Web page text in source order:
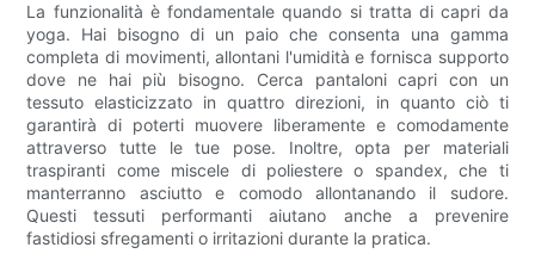
La funzionalità è fondamentale quando si tratta di capri da
yoga. Hai bisogno di un paio che consenta una gamma
completa di movimenti, allontani l'umidità e fornisca supporto
dove ne hai più bisogno. Cerca pantaloni capri con un
tessuto elasticizzato in quattro direzioni, in quanto ciò ti
garantirà di poterti muovere liberamente e comodamente
attraverso tutte le tue pose. Inoltre, opta per materiali
traspiranti come miscele di poliestere o spandex, che ti
manterranno asciutto e comodo allontanando il sudore.
Questi tessuti performanti aiutano anche a prevenire
fastidiosi sfregamenti o irritazioni durante la pratica.